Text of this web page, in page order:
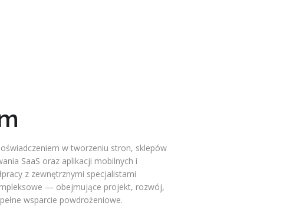
w tworzeniu stron, sklepów
SaaS oraz aplikacji mobilnych i
z zewnętrznymi specjalistami
— obejmujące projekt, rozwój,
wsparcie powdrożeniowe.